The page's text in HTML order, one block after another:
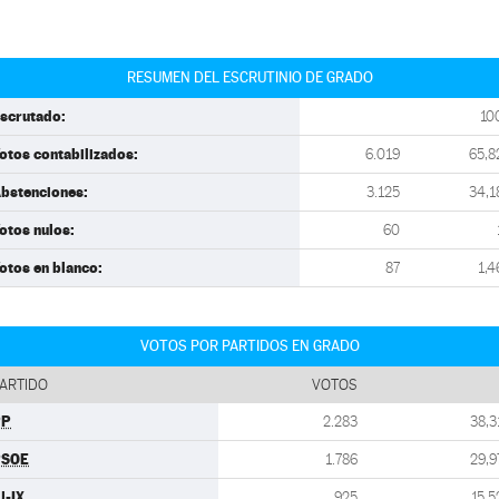
RESUMEN DEL ESCRUTINIO DE GRADO
contabilizados: 6.019
3.125
nulos: 60
en blanco: 87
VOTOS POR PARTIDOS EN GRADO
VOTOS
2.283
1.786